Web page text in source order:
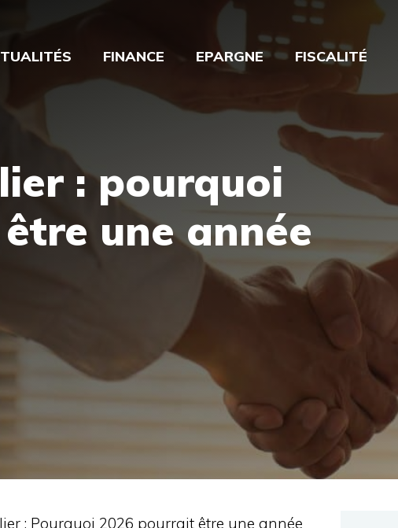
FINANCE EPARGNE FISCALITÉ
: pourquoi
une année
: Pourquoi 2026 pourrait être une année